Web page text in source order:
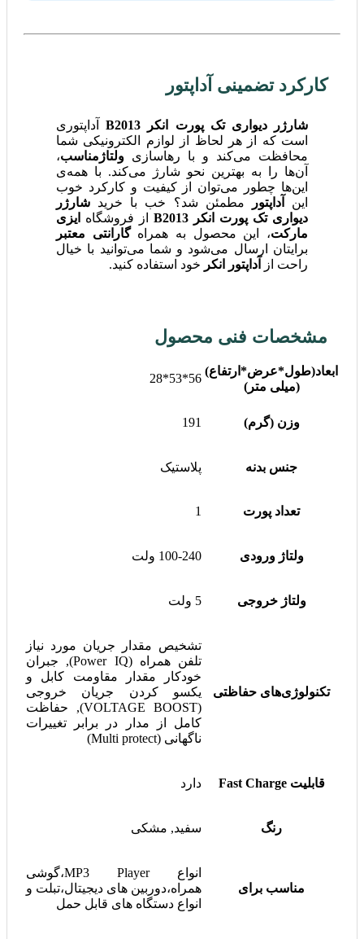
کارکرد تضمینی آداپتور
شارژر دیواری تک پورت انکر B2013
آداپتوری
است که از هر لحاظ از لوازم الکترونیکی شما
محافظت می‌کند و با رهاسازی ولتاژمناسب،
آن‌ها را به بهترین نحو شارژ می‌کند. با همه‌ی
این‌ها چطور می‌توان از کیفیت و کارکرد خوب
این
آداپتور مطمئن شد؟ خب با خرید شارژر
دیواری تک پورت انکر B2013
از فروشگاه ایزی
مارکت، این محصول به همراهگارانتی معتبر
برایتان ارسال می‌شود و شما می‌توانید با خیال
راحت از
آداپتور انکر خود استفاده کنید.
مشخصات فنی محصول
ابعاد(طول*عرض*ارتفاع)
(میلی متر)
56*53*28
وزن (گرم) 191
جنس بدنه پلاستیک
تعداد پورت 1
ولتاژ ورودی 100-240 ولت
ولتاژ خروجی 5 ولت
تکنولوژی‌های حفاظتی
تشخیص مقدار جریان مورد نیاز
تلفن همراه (Power IQ), جبران
خودکار مقدار مقاومت کابل و
یکسو کردن جریان خروجی
(VOLTAGE BOOST), حفاظت
کامل از مدار در برابر تغییرات
ناگهانی (Multi protect)
قابلیت Fast Charge دارد
رنگ سفید, مشکی
مناسب برای
انواع MP3 Player،گوشی
همراه،دوربین های دیجیتال،تبلت و
انواع دستگاه های قابل حمل